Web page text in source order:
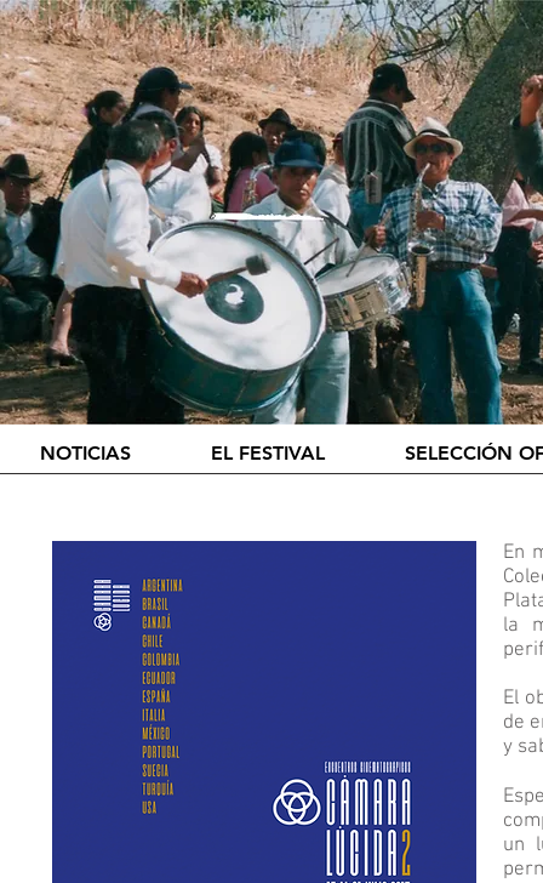
NOTICIAS EL FESTIVAL SELECCIÓN
En
la
El
de
y
un